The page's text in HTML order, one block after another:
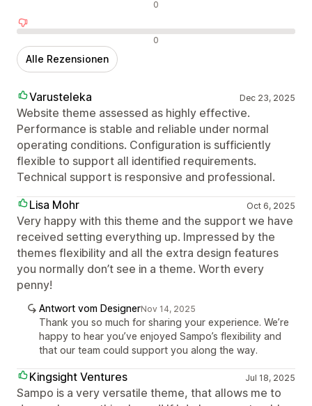
0
0
Alle Rezensionen
Varusteleka Dec 23, 2025
Website theme assessed as highly effective.
Performance is stable and reliable under normal
operating conditions. Configuration is sufficiently
flexible to support all identified requirements.
Technical support is responsive and professional.
Lisa Mohr
Oct 6, 2025
Very happy with this theme and the support we have
received setting everything up. Impressed by the
themes flexibility and all the extra design features
you normally don’t see in a theme. Worth every
penny!
Antwort vom DesignerNov 14, 2025
Thank you so much for sharing your experience. We’re
happy to hear you’ve enjoyed Sampo’s flexibility and
that our team could support you along the way.
Kingsight Ventures Jul 18, 2025
Sampo is a very versatile theme, that allows me to